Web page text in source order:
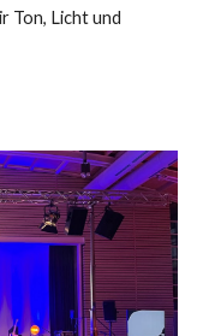
Ton, Licht und